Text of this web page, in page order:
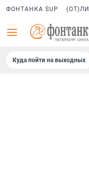
ФОНТАНКА SUP
Куда пойти на выходных